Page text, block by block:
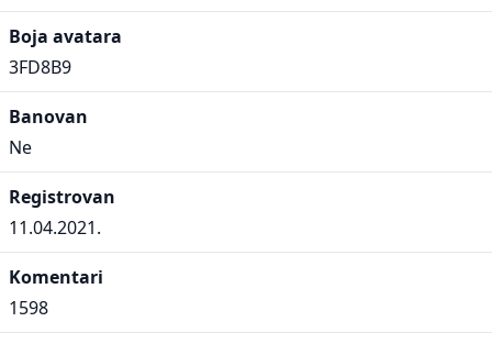
Boja avatara
3FD8B9
Banovan
Ne
Registrovan
11.04.2021.
Komentari
1598